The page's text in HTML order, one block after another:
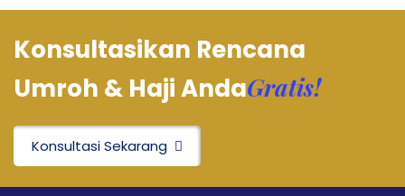
Konsultasikan Rencana
Umroh & Haji AndaGratis!
Konsultasi Sekarang